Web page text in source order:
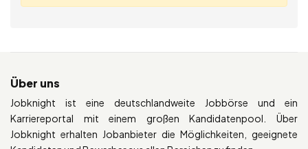
Über uns
Jobknight ist eine deutschlandweite Jobbörse und ein
Karriereportal mit einem großen Kandidatenpool. Über
Jobknight erhalten Jobanbieter die Möglichkeiten, geeignete